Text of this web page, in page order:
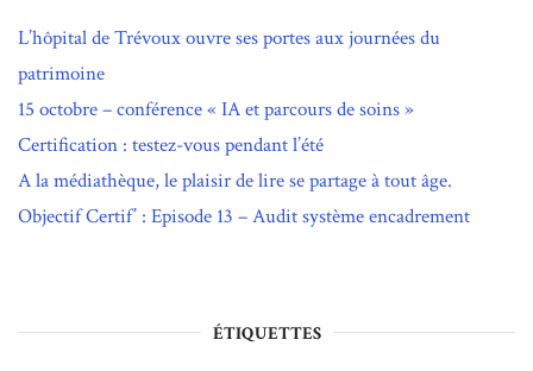
L’hôpital de Trévoux ouvre ses portes aux journées du
patrimoine
15 octobre – conférence « IA et parcours de soins »
Certification : testez-vous pendant l’été
A la médiathèque, le plaisir de lire se partage à tout âge.
Objectif Certif’ : Episode 13 – Audit système encadrement
ÉTIQUETTES